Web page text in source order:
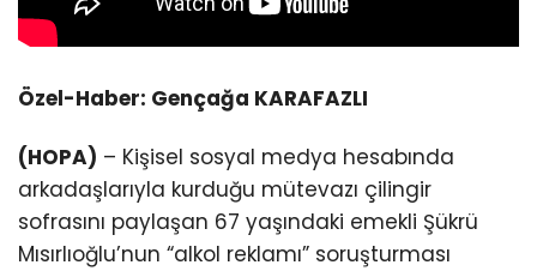
Özel-Haber: Gençağa KARAFAZLI
(HOPA) – Kişisel sosyal medya hesabında
arkadaşlarıyla kurduğu mütevazı çilingir
sofrasını paylaşan 67 yaşındaki emekli Şükrü
Mısırlıoğlu’nun “alkol reklamı” soruşturması